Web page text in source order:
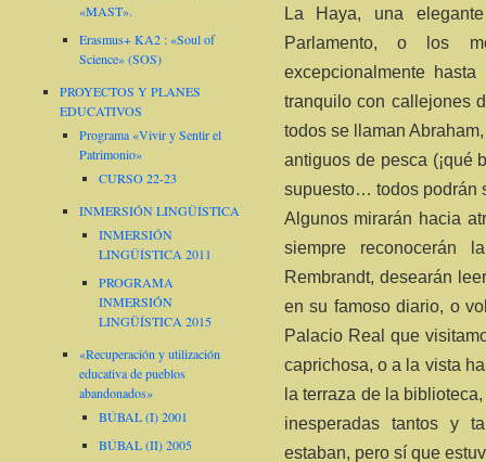
La Haya, una
Parlamento, o los
excepcionalmente
tranquilo con callejones
todos se llaman
antiguos de pesca (¡qué
supuesto… todos podrán
Algunos mirarán hacia
siempre reconocerán
Rembrandt, desearán
en su famoso diario, o
Palacio Real que
caprichosa, o a la vista
la terraza de la
inesperadas tantos y
estaban, pero sí que
«MAST».
Erasmus+ KA2 : «Soul of
Science» (SOS)
PROYECTOS Y PLANES
EDUCATIVOS
Programa «Vivir y Sentir el
Patrimonio»
CURSO 22-23
INMERSIÓN LINGÜÍSTICA
INMERSIÓN
LINGÜÍSTICA 2011
PROGRAMA
INMERSIÓN
LINGÜÍSTICA 2015
«Recuperación y utilización
educativa de pueblos
abandonados»
BÚBAL (I) 2001
BÚBAL (II) 2005